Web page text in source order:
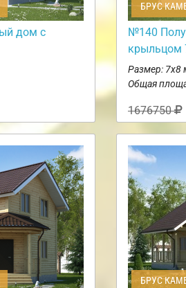
дом с
БРУС
№140
крыльцом
Размер: 7х8
Общая
1676750
БРУС